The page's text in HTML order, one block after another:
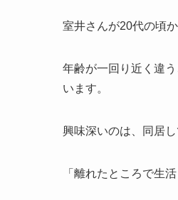
室井さんが20代の頃
年齢が一回り近く違
います。
興味深いのは、同居
「離れたところで生